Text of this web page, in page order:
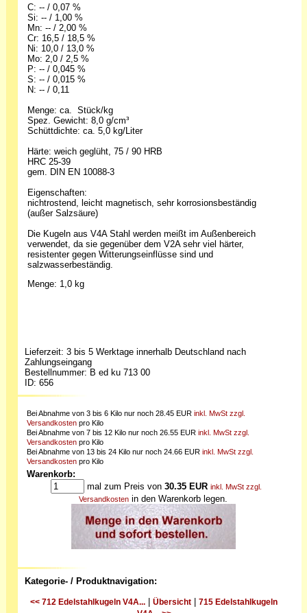
C: -- / 0,07 %
Si: -- / 1,00 %
Mn: -- / 2,00 %
Cr: 16,5 / 18,5 %
Ni: 10,0 / 13,0 %
Mo: 2,0 / 2,5 %
P: -- / 0,045 %
S: -- / 0,015 %
N: -- / 0,11
Menge: ca. Stück/kg
Spez. Gewicht: 8,0 g/cm³
Schüttdichte: ca. 5,0 kg/Liter
Härte: weich geglüht, 75 / 90 HRB
HRC 25-39
gem. DIN EN 10088-3
Eigenschaften:
nichtrostend, leicht magnetisch, sehr korrosionsbeständig
(außer Salzsäure)
Die Kugeln aus V4A Stahl werden meißt im Außenbereich
verwendet, da sie gegenüber dem V2A sehr viel härter,
resistenter gegen Witterungseinflüsse sind und
salzwasserbeständig.
Menge: 1,0 kg
Lieferzeit: 3 bis 5 Werktage innerhalb Deutschland nach
Zahlungseingang
Bestellnummer: B ed ku 713 00
ID: 656
Bei Abnahme von 3 bis 6 Kilo nur noch 28.45 EUR inkl. MwSt zzgl.
Versandkosten pro Kilo
Bei Abnahme von 7 bis 12 Kilo nur noch 26.55 EUR inkl. MwSt zzgl.
Versandkosten pro Kilo
Bei Abnahme von 13 bis 24 Kilo nur noch 24.66 EUR inkl. MwSt zzgl.
Versandkosten pro Kilo
Warenkorb:
mal zum Preis von 30.35EUR inkl. MwSt zzgl.
Versandkosten in den Warenkorb legen.
Kategorie- / Produktnavigation:
<< 712 Edelstahlkugeln V4A... Übersicht
715 Edelstahlkugeln